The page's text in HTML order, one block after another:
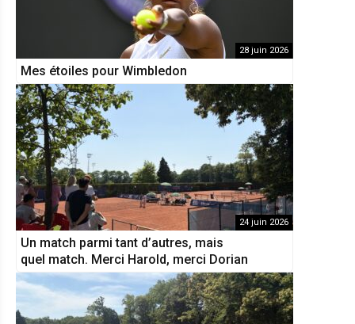
28 juin 2026
Mes étoiles pour Wimbledon
24 juin 2026
Un match parmi tant d’autres, mais
quel match. Merci Harold, merci Dorian